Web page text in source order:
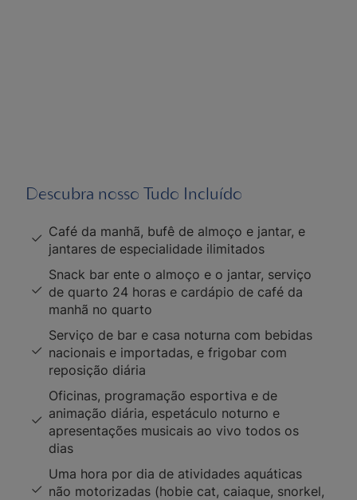
Descubra nosso Tudo Incluído
Café da manhã, bufê de almoço e jantar, e
jantares de especialidade ilimitados
Snack bar ente o almoço e o jantar, serviço
de quarto 24 horas e cardápio de café da
manhã no quarto
Serviço de bar e casa noturna com bebidas
nacionais e importadas, e frigobar com
reposição diária
Oficinas, programação esportiva e de
animação diária, espetáculo noturno e
apresentações musicais ao vivo todos os
dias
Uma hora por dia de atividades aquáticas
não motorizadas (hobie cat, caiaque, snorkel,